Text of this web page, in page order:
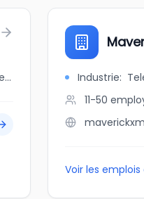
jobbank.gc.ca/browsejobs/employer/maverick+carpentry+corp./ca Industrie:
11-50
Voir les